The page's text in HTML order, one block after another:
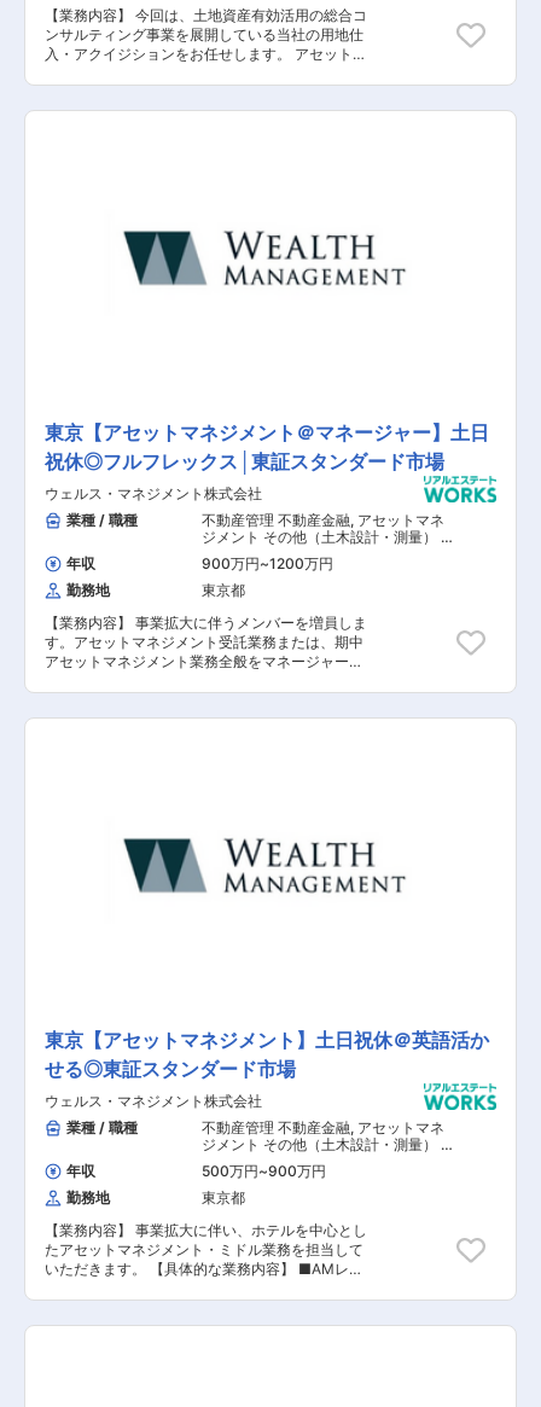
【業務内容】 今回は、土地資産有効活用の総合コ
ンサルティング事業を展開している当社の用地仕
入・アクイジションをお任せします。 アセットマ
用賃貸マンション用地の仕入れ業務を中心に行っ
ィング戦略の実行 ■1棟マンションの売却 【担当
者コメント】 新しい組織であるため、これまでの
経験を活かして幅広い業務に携わることができる
環境です。 また、個人で成果を挙げるというより
東京【アセットマネジメント＠マネージャー】土日
祝休◎フルフレックス│東証スタンダード市場
ウェルス・マネジメント株式会社
業種 / 職種
不動産管理 不動産金融, アセットマネ
ジメント その他（土木設計・測量） そ
の他（建築設計・積算）
年収 900万円~1200万円
勤務地
東京都
【業務内容】 事業拡大に伴うメンバーを増員しま
す。アセットマネジメント受託業務または、期中
アセットマネジメント業務全般をマネージャーと
産バリュエーション ■ファンド組成・ストラクチ
との協議、資本的支出など） ■ディスポジション
■AMレポート作成 ■投資家、レンダーへの報告
及び調整 ■信託銀行、PM会社、会計事務委託会
社への指示 ■その他上記に付帯する業務 ※１と２
スを核として事業を展開しているウェルス・マネ
ジメント株式会社（2022年4月東証スタンダード
市場上場）のグループ会社です。 少数精鋭のブテ
の主要メンバーは、過去4,000億円の不動産及び
債権案件に関わることで、不動産投資マーケット
において実績を積み、アセットマネジメント業務
の領域でも我が国の不動産金融市場の黎明期から
多数のファンドを組成してきました。 お客様のご
期待にお応えするサービスの提供を可能にするた
め、同社は広範囲かつ細やかなネットワークを構
築しています。 【同社の魅力】 全社員の顔が見
えやすく、風通しの良い社風です。また有給以外
にも5日連続で取得できるリフレッシュ休暇やコ
アタイム無しのフル・フレックスなので、ご自身
東京【アセットマネジメント】土日祝休＠英語活か
せる◎東証スタンダード市場
ウェルス・マネジメント株式会社
業種 / 職種
不動産管理 不動産金融, アセットマネ
ジメント その他（土木設計・測量） そ
の他（建築設計・積算）
年収 500万円~900万円
勤務地
東京都
【業務内容】 事業拡大に伴い、ホテルを中心とし
たアセットマネジメント・ミドル業務を担当して
いただきます。 【具体的な業務内容】 ■AMレポ
社、会計事務委託会社への指示、指図書の作成 ■